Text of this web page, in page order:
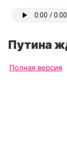
Путина
Полная версия